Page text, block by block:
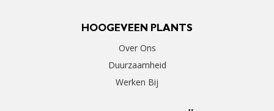
HOOGEVEEN PLANTS
Over Ons
Duurzaamheid
Werken Bij